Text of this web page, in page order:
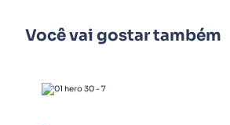
Você vai gostar também